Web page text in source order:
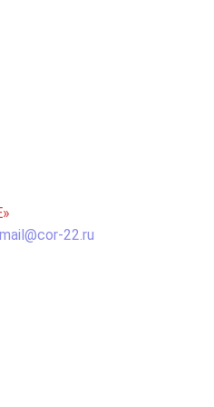
mail@cor-22.ru